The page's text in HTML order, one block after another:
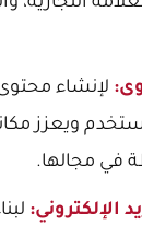
لإنشاء
ويعزز
في مجالها.
الإلكتروني: